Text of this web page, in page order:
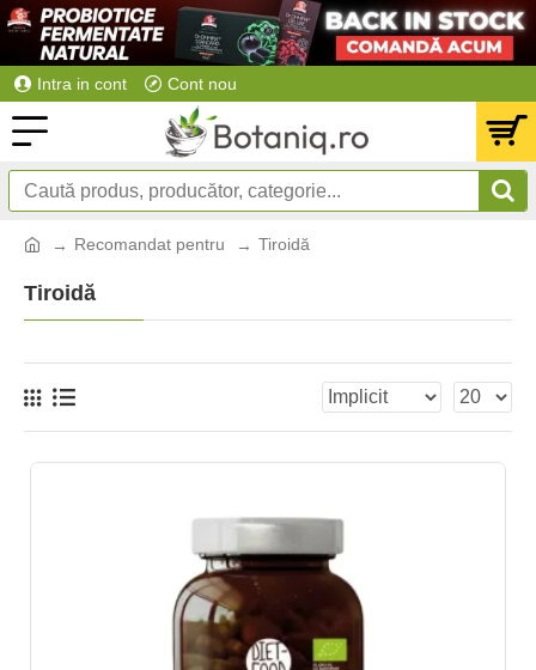
Intra in cont Cont nou
Recomandat pentru Tiroidă
Tiroidă